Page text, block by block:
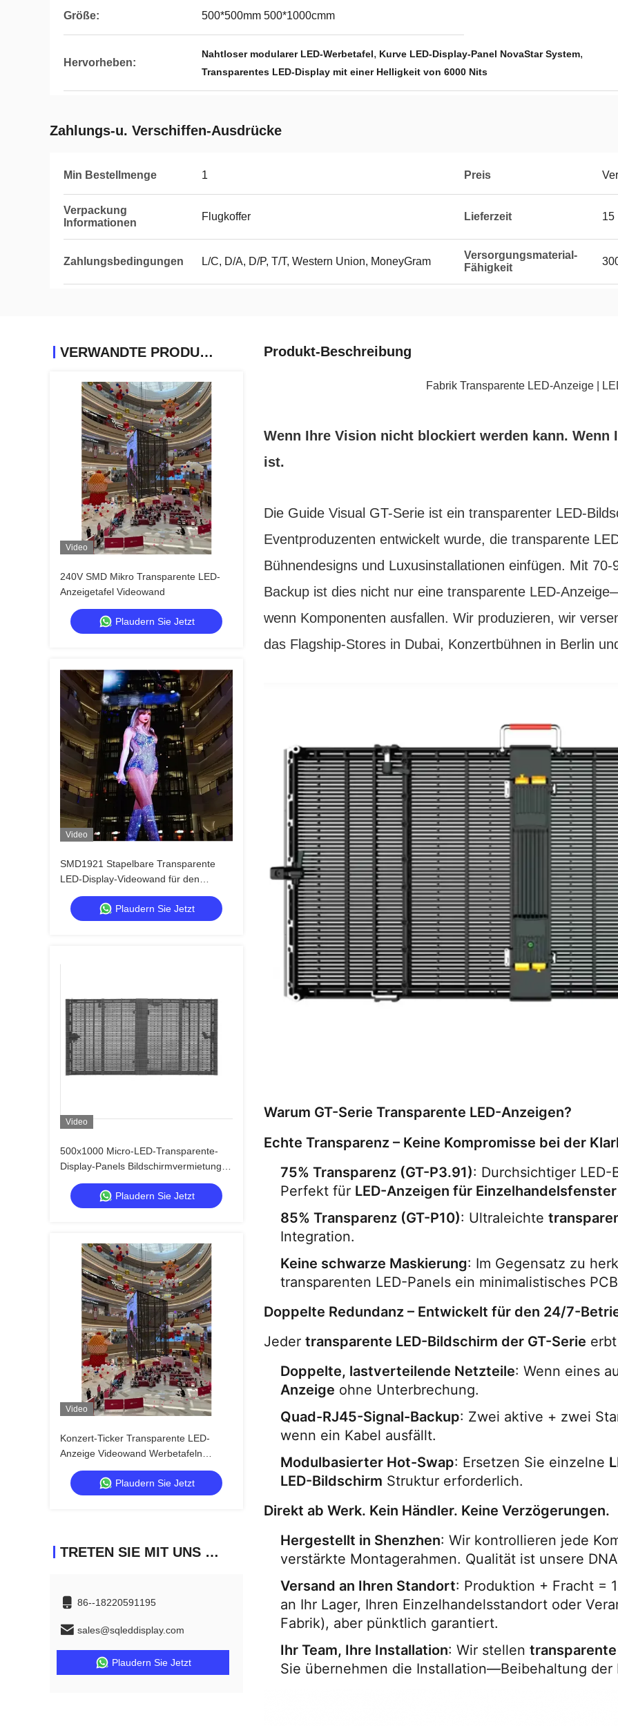
Größe: 500*500mm 500*1000cmm
Hervorheben:
Nahtloser modularer LED-Werbetafel, Kurve LED-Display-Panel NovaStar System,
Transparentes LED-Display mit einer Helligkeit von 6000 Nits
Zahlungs-u. Verschiffen-Ausdrücke
Min Bestellmenge 1 Preis
Verpackung
Informationen
Flugkoffer Lieferzeit 15
Zahlungsbedingungen L/C, D/A, D/P, T/T, Western Union, MoneyGram
Versorgungsmaterial-
Fähigkeit
VERWANDTE PRODUKTE
Video
240V SMD Mikro Transparente LED-
Anzeigetafel Videowand
Plaudern Sie Jetzt
Video
SMD1921 Stapelbare Transparente
LED-Display-Videowand für den
Einzelhandel
Plaudern Sie Jetzt
Video
500x1000 Micro-LED-Transparente-
Display-Panels Bildschirmvermietung
Schnellverschluss Benutzerdefiniert
Plaudern Sie Jetzt
Video
Konzert-Ticker Transparente LED-
Anzeige Videowand Werbetafeln
Vermietung
Plaudern Sie Jetzt
TRETEN SIE MIT UNS IN VERBINDUNG
86--18220591195
sales@sqleddisplay.com
Plaudern Sie Jetzt
Produkt-Beschreibung
Fabrik Transparente LED-Anzeige |
Wenn Ihre Vision nicht blockiert werden kann.
ist.
Die Guide Visual GT-Serie ist ein transparenter LED-
Eventproduzenten entwickelt wurde, die transparente
Bühnendesigns und Luxusinstallationen einfügen. Mit
Backup ist dies nicht nur eine transparente LED-
wenn Komponenten ausfallen. Wir produzieren, wir
das Flagship-Stores in Dubai, Konzertbühnen in Berlin
Warum GT-Serie Transparente LED-Anzeigen?
Echte Transparenz – Keine Kompromisse bei der
75% Transparenz (GT-P3.91): Durchsichtiger
Perfekt für LED-Anzeigen für Einzelhandelsfenster
85% Transparenz (GT-P10): Ultraleichte
Integration.
Keine schwarze Maskierung: Im Gegensatz zu
transparenten LED-Panels ein minimalistisches
Doppelte Redundanz – Entwickelt für den 24/7-
Jeder transparente LED-Bildschirm der GT-Serie
Doppelte, lastverteilende Netzteile: Wenn eines
Anzeige ohne Unterbrechung.
Quad-RJ45-Signal-Backup: Zwei aktive + zwei
wenn ein Kabel ausfällt.
Modulbasierter Hot-Swap: Ersetzen Sie einzelne
LED-Bildschirm Struktur erforderlich.
Direkt ab Werk. Kein Händler. Keine Verzögerungen.
Hergestellt in Shenzhen: Wir kontrollieren jede
verstärkte Montagerahmen. Qualität ist unsere
Versand an Ihren Standort: Produktion + Fracht =
an Ihr Lager, Ihren Einzelhandelsstandort oder
Fabrik), aber pünktlich garantiert.
Ihr Team, Ihre Installation: Wir stellen
Sie übernehmen die Installation—Beibehaltung der